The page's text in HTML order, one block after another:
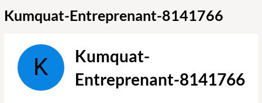
Kumquat-Entreprenant-8141766
K
Kumquat-
Entreprenant-8141766